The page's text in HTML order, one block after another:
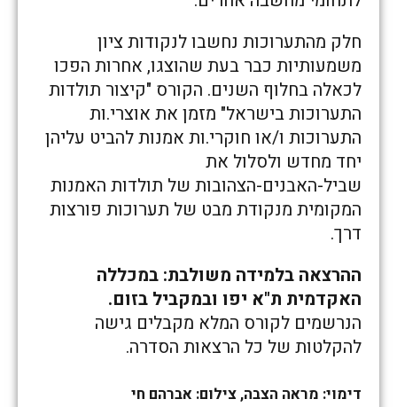
חלק מהתערוכות נחשבו לנקודות ציון
משמעותיות כבר בעת שהוצגו, אחרות הפכו
לכאלה בחלוף השנים. הקורס "קיצור תולדות
התערוכות בישראל" מזמן את אוצרי.ות
התערוכות ו/או חוקרי.ות אמנות להביט עליהן
יחד מחדש ולסלול את
שביל-האבנים-הצהובות של תולדות האמנות
המקומית מנקודת מבט של תערוכות פורצות
דרך.
ההרצאה בלמידה משולבת: במכללה
האקדמית ת"א יפו ובמקביל בזום.
הנרשמים לקורס המלא מקבלים גישה
להקלטות של כל הרצאות הסדרה.
דימוי: מראה הצבה, צילום: אברהם חי